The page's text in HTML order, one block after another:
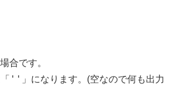
合です。
「''」 になります。(空なので何も出力